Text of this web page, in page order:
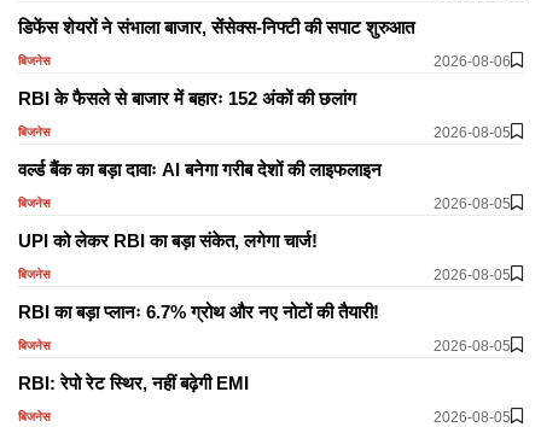
डिफेंस शेयरों ने संभाला बाजार, सेंसेक्स-निफ्टी की सपाट शुरुआत
बिजनेस 2026-08-06
RBI के फैसले से बाजार में बहारः 152 अंकों की छलांग
बिजनेस 2026-08-05
वर्ल्ड बैंक का बड़ा दावाः AI बनेगा गरीब देशों की लाइफलाइन
बिजनेस 2026-08-05
UPI को लेकर RBI का बड़ा संकेत, लगेगा चार्ज!
बिजनेस 2026-08-05
RBI का बड़ा प्लानः 6.7% ग्रोथ और नए नोटों की तैयारी!
बिजनेस 2026-08-05
RBI: रेपो रेट स्थिर, नहीं बढ़ेगी EMI
बिजनेस 2026-08-05